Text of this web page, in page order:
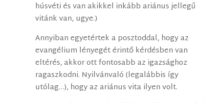
húsvéti és van akikkel inkább ariánus jellegű
vitánk van, ugye.)
Annyiban egyetértek a posztoddal, hogy az
evangélium lényegét érintő kérdésben van
eltérés, akkor ott fontosabb az igazsághoz
ragaszkodni. Nyilvánvaló (legalábbis így
utólag…), hogy az ariánus vita ilyen volt.